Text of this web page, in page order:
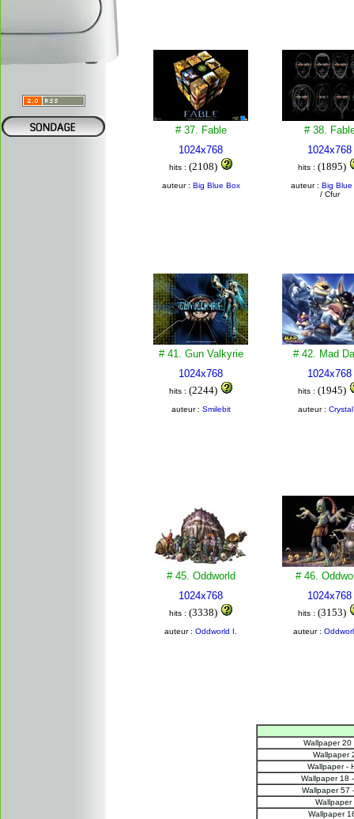
# 37. Fable
1024x768
hits : (2108)
auteur : Big Blue Box
# 38.
1024x768
hits : (1895)
auteur : Big Blue
/ Cfur
# 41. Gun Valkyrie
1024x768
hits : (2244)
auteur : Smilebit
# 42. Mad
1024x768
hits : (1945)
auteur :
# 45. Oddworld
1024x768
hits : (3338)
auteur : Oddworld I.
# 46.
1024x768
hits : (3153)
auteur :
Wallpaper 20
Wallpaper
Wallpaper -
Wallpaper 18
Wallpaper 57
Wallpaper